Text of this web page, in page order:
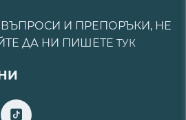
И ПРЕПОРЪКИ, НЕ
ДА НИ ПИШЕТЕ ТУК